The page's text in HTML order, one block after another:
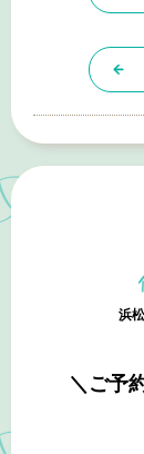
浜
＼ご予